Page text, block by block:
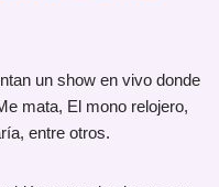
un show en vivo donde
mata, El mono relojero,
entre otros.